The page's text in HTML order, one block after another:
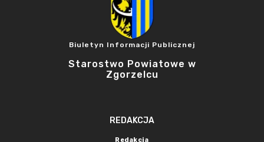
Biuletyn Informacji Publicznej
Starostwo Powiatowe w
Zgorzelcu
REDAKCJA
Redakcja